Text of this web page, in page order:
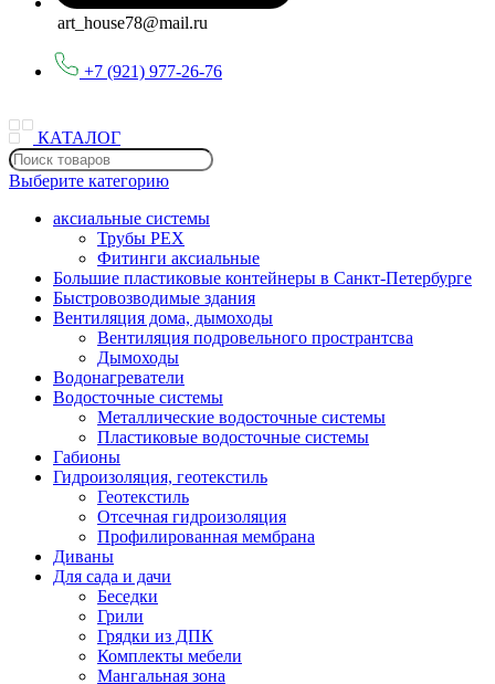
art_house78@mail.ru
+7 (921) 977-26-76
КАТАЛОГ
Выберите категорию
аксиальные системы
Трубы PEX
Фитинги аксиальные
Большие пластиковые контейнеры в Санкт-Петербурге
Быстровозводимые здания
Вентиляция дома, дымоходы
Вентиляция подровельного пространтсва
Дымоходы
Водонагреватели
Водосточные системы
Металлические водосточные системы
Пластиковые водосточные системы
Габионы
Гидроизоляция, геотекстиль
Геотекстиль
Отсечная гидроизоляция
Профилированная мембрана
Диваны
Для сада и дачи
Беседки
Грили
Грядки из ДПК
Комплекты мебели
Мангальная зона